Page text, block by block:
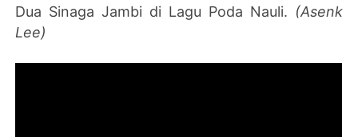
Dua Sinaga Jambi di Lagu Poda Nauli. (Asenk
Lee)